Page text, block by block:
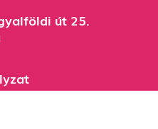
út 25.
feltételek